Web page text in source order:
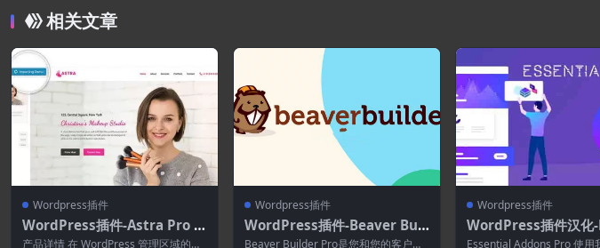
相关文章
Wordpress插件
WordPress插件-Astra Pro Si
tes 4.1.6
产品详情 在 WordPress 管理区域的同
Wordpress插件
WordPress插件-Beaver Buil
der Agency 2.8.4.1–WordPr
Beaver Builder Pro是您和您的客户编
Wordpress插件
WordPress插件汉化
al Addons for
Essential Addons Pro 使用